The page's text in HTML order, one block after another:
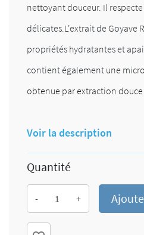
nettoyant douceur. Il
délicates.L'extrait de Goyave
propriétés hydratantes et
contient également une
obtenue par extraction douce
Voir la description
Quantité
- +